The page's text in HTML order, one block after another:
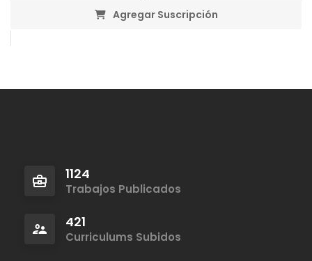
Agregar Suscripción
1124
Trabajos Publicados
421
Curriculums Subidos